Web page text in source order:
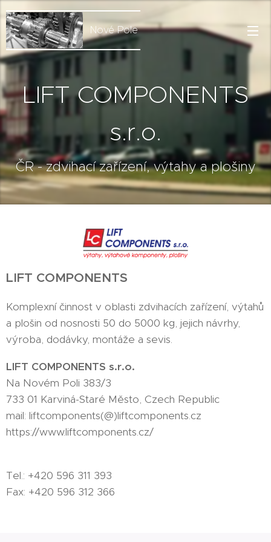
Nové Pole
LIFT COMPONENTS
s.r.o.
ČR - zdvihací zařízení, výtahy a plošiny
LIFT COMPONENTS
Komplexní činnost v oblasti zdvihacích zařízení, výtahů
a plošin od nosnosti 50 do 5000 kg, jejich návrhy,
výroba, dodávky, montáže a sevis.
LIFT COMPONENTS s.r.o.
Na Novém Poli 383/3
733 01 Karviná-Staré Město, Czech Republic
mail: liftcomponents(@)liftcomponents.cz
https://www.liftcomponents.cz/
Tel.: +420 596 311 393
Fax: +420 596 312 366